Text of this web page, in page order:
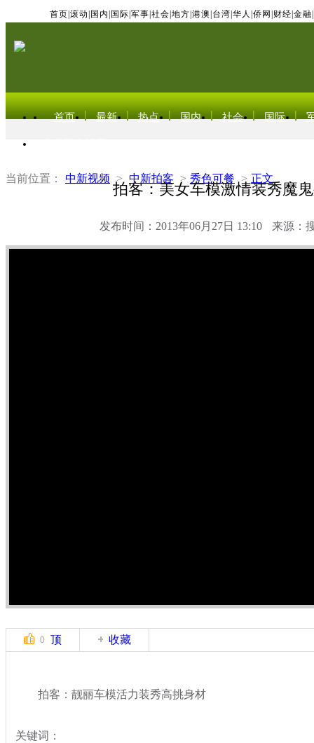
首页 滚动 国内 国际 军事 社会 地方 港澳 台湾 华人 侨网 财经 金融
首页 最新 热点 国内 社会 国际
当前位置： 中新视频 > 中新拍客 > 秀色可餐 > 正文
拍客：美女车模激情装秀魔
发布时间：2013年06月27日 13:10 来源：
0 顶 收藏
拍客：靓丽车模活力装秀高挑身材
关键词：